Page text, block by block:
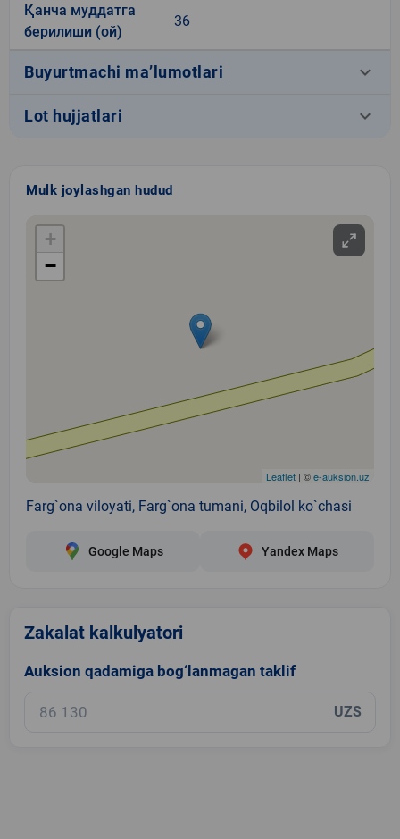
Қанча муддатга
берилиши (ой)
36
Buyurtmachi ma’lumotlari keyboard_arrow_down
Lot hujjatlari keyboard_arrow_down
Mulk joylashgan hudud
+
−
Leaflet | ©e-auksion.uz
Farg`ona viloyati, Farg`ona tumani, Oqbilol ko`chasi
Google Maps Yandex Maps
Zakalat kalkulyatori
Auksion qadamiga bog‘lanmagan taklif
UZS